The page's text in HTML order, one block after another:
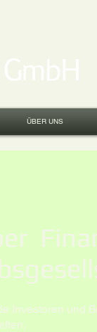
ÜBER UNS
Investoren und